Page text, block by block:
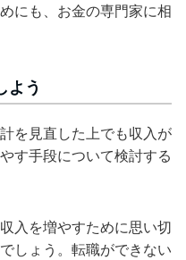
にも、お金の専門家に相
よう
を見直した上でも収入が
す手段について検討する
入を増やすために思い切
しょう。転職ができない